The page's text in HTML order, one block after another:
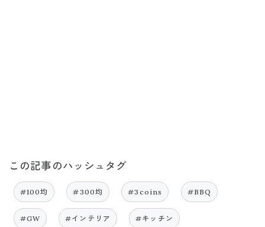
この記事のハッシュタグ
#100均 #300均 #3coins #BBQ
#GW #インテリア #キッチン